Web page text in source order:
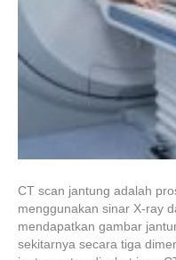
CT scan jantung adalah
menggunakan sinar X-ray
mendapatkan gambar
sekitarnya secara tiga